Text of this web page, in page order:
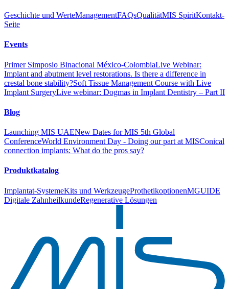
Geschichte und WerteManagementFAQsQualitätMIS SpiritKontakt-
Seite
Events
Primer Simposio Binacional México-ColombiaLive Webinar:
Implant and abutment level restorations. Is there a difference in
crestal bone stability?Soft Tissue Management Course with Live
Implant SurgeryLive webinar: Dogmas in Implant Dentistry – Part II
Blog
Launching MIS UAENew Dates for MIS 5th Global
ConferenceWorld Environment Day - Doing our part at MISConical
connection implants: What do the pros say?
Produktkatalog
Implantat-SystemeKits und WerkzeugeProthetikoptionenMGUIDE
Digitale ZahnheilkundeRegenerative Lösungen